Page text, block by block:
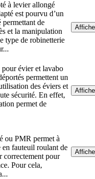
à levier allongé
est pourvu d’un
de
et la manipulation
type de robinetterie
évier et lavabo
permettent un
des éviers et
sécurité. En effet,
permet de
ou PMR permet à
en fauteuil roulant de
correctement pour
Pour cela,